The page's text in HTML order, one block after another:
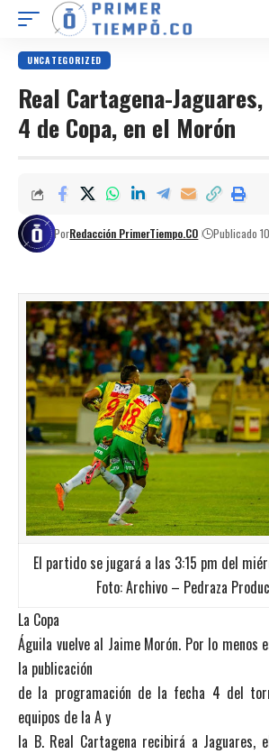
UNCATEGORIZED
Real Cartagena-
4 de Copa, en el Morón
PorRedacción PrimerTiempo.CO Publicado
El partido se jugará a las 3:15 pm del
Foto: Archivo – Pedraza
La Copa
Águila vuelve al Jaime Morón. Por lo menos
la publicación
de la programación de la fecha 4 del
equipos de la A y
la B. Real Cartagena recibirá a Jaguares,